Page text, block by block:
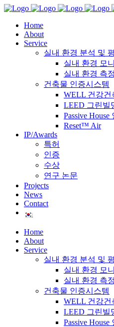
Home
About
Service
실내 환경 분석 및
실내 환경 모
실내 환경 측
건축물 인증시스템
WELL 건강건
LEED 그린빌
Passive House
Reset™ Air
IP/Awards
특허
인증
수상
연구 논문
Projects
News
Contact
Home
About
Service
실내 환경 분석 및
실내 환경 모
실내 환경 측
건축물 인증시스템
WELL 건강건
LEED 그린빌
Passive House